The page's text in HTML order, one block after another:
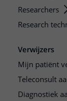
Researchers
Research
Verwijzers
Mijn patiënt
Teleconsult
Diagnostiek